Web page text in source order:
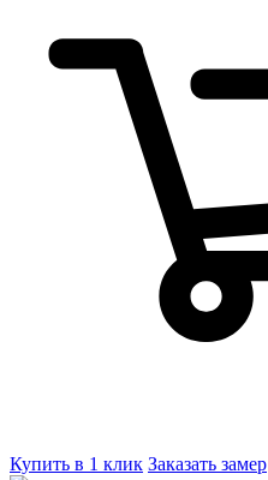
Купить в 1 клик Заказать замер